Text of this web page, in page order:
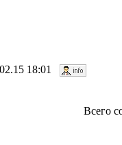
18:01
Всего